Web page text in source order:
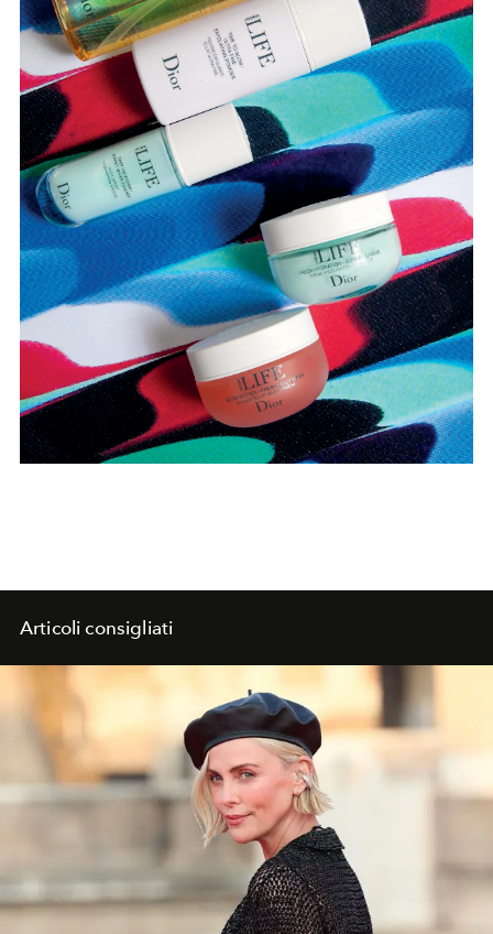
Articoli consigliati